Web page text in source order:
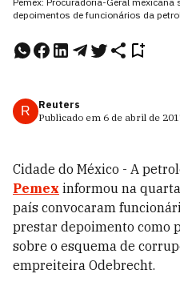
depoimentos de funcionários da
R
Reuters
Publicado em 6 de abril de
Cidade do México - A
Pemex informou na
país convocaram
prestar depoimento como
sobre o esquema de
empreiteira Odebrecht.